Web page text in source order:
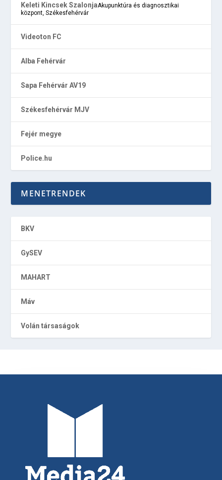
Keleti Kincsek SzalonjaAkupunktúra és diagnosztikai
központ, Székesfehérvár
Videoton FC
Alba Fehérvár
Sapa Fehérvár AV19
Székesfehérvár MJV
Fejér megye
Police.hu
MENETRENDEK
BKV
GySEV
MAHART
Máv
Volán társaságok